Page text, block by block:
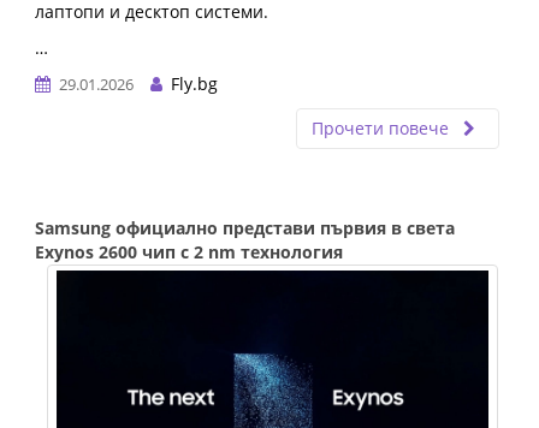
лаптопи и десктоп системи.
…
29.01.2026
Fly.bg
Прочети повече
Samsung официално представи първия в света
Exynos 2600 чип с 2 nm технология